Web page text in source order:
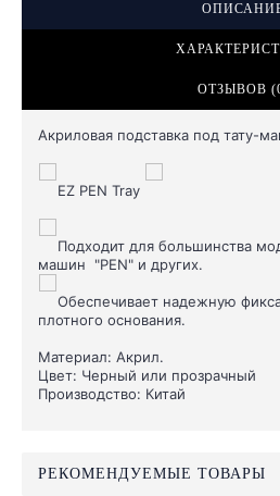
ОТЗЫВОВ
Акриловая подставка под тату-
EZ PEN Tray
Подходит для большинства
машин "PEN" и других.
Обеспечивает надежную
плотного основания.
Материал: Акрил.
Цвет: Черный или прозрачный
Производство: Китай
РЕКОМЕНДУЕМЫЕ ТОВАРЫ